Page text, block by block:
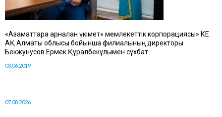
«Азаматтарға арналған үкімет» мемлекеттік корпорациясы» КЕ
АҚ Алматы облысы бойынша филиалының директоры
Бекжунусов Ермек Құралбекұлымен сұхбат
03.06.2019
07.08.2026